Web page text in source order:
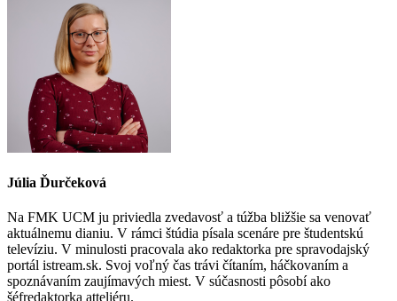
Júlia Ďurčeková
Na FMK UCM ju priviedla zvedavosť a túžba bližšie sa venovať
aktuálnemu dianiu. V rámci štúdia písala scenáre pre študentskú
televíziu. V minulosti pracovala ako redaktorka pre spravodajský
portál istream.sk. Svoj voľný čas trávi čítaním, háčkovaním a
spoznávaním zaujímavých miest. V súčasnosti pôsobí ako
šéfredaktorka atteliéru.